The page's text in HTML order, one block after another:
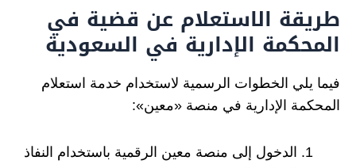
طريقة الاستعلام عن قضية في
المحكمة الإدارية في السعودية
فيما يلي الخطوات الرسمية لاستخدام خدمة استعلام
المحكمة الإدارية في منصة «معين»:
الدخول إلى منصة معين الرقمية باستخدام النفاذ